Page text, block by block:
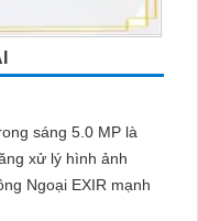
sáng 5.0 MP là
xử lý hình ảnh